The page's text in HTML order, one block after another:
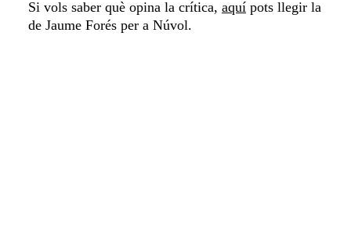
Si vols saber què opina la crítica, aquí pots llegir la
de Jaume Forés per a Núvol.